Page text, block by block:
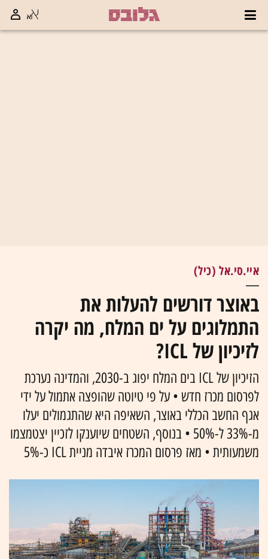
איי.סי.אל (כיל)
באוצר דורשים להעלות את
התמלוגים על ים המלח, מה יקרה
לזיכיון של ICL?
הזיכיון של ICL בים המלח יפוג ב-2030, והמדינה נערכת
לפרסום מכרז חדש • על פי טיוטה שהופצה אתמול על ידי
אגף החשב הכללי באוצר, השאיפה היא שהתגמולים יעלו
מ-33% ל-50% • בנוסף, השטחים שיוענקו לזכיין יצטמצמו
משמעותית • מאז פרסום המכרז איבדה מניית ICL כ-5%